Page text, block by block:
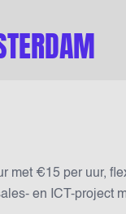
met €15 per uur,
en ICT-project